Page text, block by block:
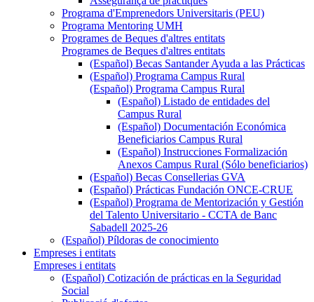
Programa d'Emprenedors Universitaris (PEU)
Programa Mentoring UMH
Programes de Beques d'altres entitats
Programes de Beques d'altres entitats
(Español) Becas Santander Ayuda a las Prácticas
(Español) Programa Campus Rural
(Español) Programa Campus Rural
(Español) Listado de entidades del
Campus Rural
(Español) Documentación Económica
Beneficiarios Campus Rural
(Español) Instrucciones Formalización
Anexos Campus Rural (Sólo beneficiarios)
(Español) Becas Consellerias GVA
(Español) Prácticas Fundación ONCE-CRUE
(Español) Programa de Mentorización y Gestión
del Talento Universitario - CCTA de Banc
Sabadell 2025-26
(Español) Píldoras de conocimiento
Empreses i entitats
Empreses i entitats
(Español) Cotización de prácticas en la Seguridad
Social